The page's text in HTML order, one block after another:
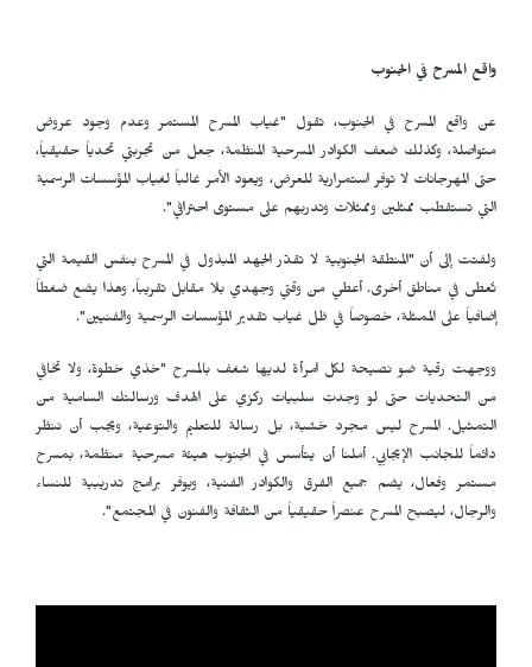
واقع المسرح في الجنوب
عن واقع المسرح في الجنوب، تقول "غياب المسرح المستمر وعدم وجود عروض
متواصلة، وكذلك ضعف الكوادر المسرحية المنظمة، جعل من تجربتي تحدياً حقيقياً،
حتى المهرجانات لا توفر استمرارية للعرض، ويعود الأمر غالباً لغياب المؤسسات الرسمية
التي تستقطب ممثلين وممثلات وتدربهم على مستوى احترافي".
ولفتت إلى أن "المنطقة الجنوبية لا تقدّر الجهد المبذول في المسرح بنفس القيمة التي
تُعطى في مناطق أخرى. أعطي من وقتي وجهدي بلا مقابل تقريباً، وهذا يضع ضغطاً
إضافياً على الممثلة، خصوصاً في ظل غياب تقدير المؤسسات الرسمية والفنيين".
ووجهت رقية ضو نصيحة لكل امرأة لديها شغف بالمسرح "خذي خطوة، ولا تخافي
من التحديات حتى لو وجدتِ سلبيات ركزي على الهدف ورسالتك السامية من
التمثيل. المسرح ليس مجرد خشبة، بل رسالة للتعليم والتوعية، ويجب أن ننظر
دائماً للجانب الإيجابي. أملنا أن يتأسس في الجنوب هيئة مسرحية منظمة، بمسرح
مستمر وفعال، يضم جميع الفرق والكوادر الفنية، ويوفر برامج تدريبية للنساء
والرجال، ليصبح المسرح عنصراً حقيقياً من الثقافة والفنون في المجتمع".